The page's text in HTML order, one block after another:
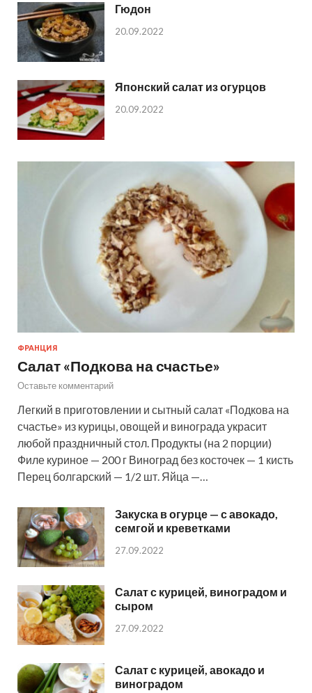
Гюдон
20.09.2022
Японский салат из огурцов
20.09.2022
ФРАНЦИЯ
Салат «Подкова на счастье»
Оставьте комментарий
Легкий в приготовлении и сытный салат «Подкова на
счастье» из курицы, овощей и винограда украсит
любой праздничный стол. Продукты (на 2 порции)
Филе куриное — 200 г Виноград без косточек — 1 кисть
Перец болгарский — 1/2 шт. Яйца —…
Закуска в огурце — с авокадо,
семгой и креветками
27.09.2022
Салат с курицей, виноградом и
сыром
27.09.2022
Салат с курицей, авокадо и
виноградом